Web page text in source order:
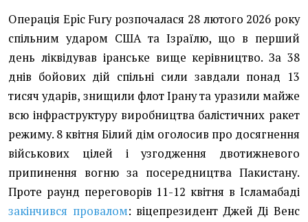
Операція Epic Fury розпочалася 28 лютого 2026 року
спільним ударом США та Ізраїлю, що в перший
день ліквідував іранське вище керівництво. За 38
днів бойових дій спільні сили завдали понад 13
тисяч ударів, знищили флот Ірану та уразили майже
всю інфраструктуру виробництва балістичних ракет
режиму. 8 квітня Білий дім оголосив про досягнення
військових цілей і узгодження двотижневого
припинення вогню за посередництва Пакистану.
Проте раунд переговорів 11-12 квітня в Ісламабаді
закінчився провалом: віцепрезидент Джей Ді Венс